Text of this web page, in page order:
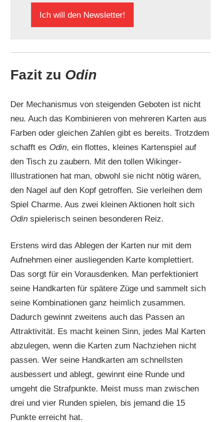
Ich will den Newsletter!
Fazit zu Odin
Der Mechanismus von steigenden Geboten ist nicht
neu. Auch das Kombinieren von mehreren Karten aus
Farben oder gleichen Zahlen gibt es bereits. Trotzdem
schafft es Odin, ein flottes, kleines Kartenspiel auf
den Tisch zu zaubern. Mit den tollen Wikinger-
Illustrationen hat man, obwohl sie nicht nötig wären,
den Nagel auf den Kopf getroffen. Sie verleihen dem
Spiel Charme. Aus zwei kleinen Aktionen holt sich
Odinspielerisch seinen besonderen Reiz.
Erstens wird das Ablegen der Karten nur mit dem
Aufnehmen einer ausliegenden Karte komplettiert.
Das sorgt für ein Vorausdenken. Man perfektioniert
seine Handkarten für spätere Züge und sammelt sich
seine Kombinationen ganz heimlich zusammen.
Dadurch gewinnt zweitens auch das Passen an
Attraktivität. Es macht keinen Sinn, jedes Mal Karten
abzulegen, wenn die Karten zum Nachziehen nicht
passen. Wer seine Handkarten am schnellsten
ausbessert und ablegt, gewinnt eine Runde und
umgeht die Strafpunkte. Meist muss man zwischen
drei und vier Runden spielen, bis jemand die 15
Punkte erreicht hat.